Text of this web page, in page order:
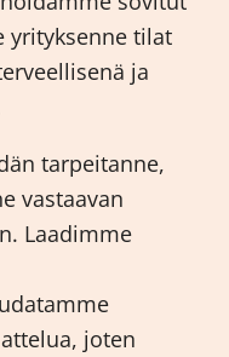
yrityksenne tilat
ja
tarpeitanne,
vastaavan
Laadimme
joten